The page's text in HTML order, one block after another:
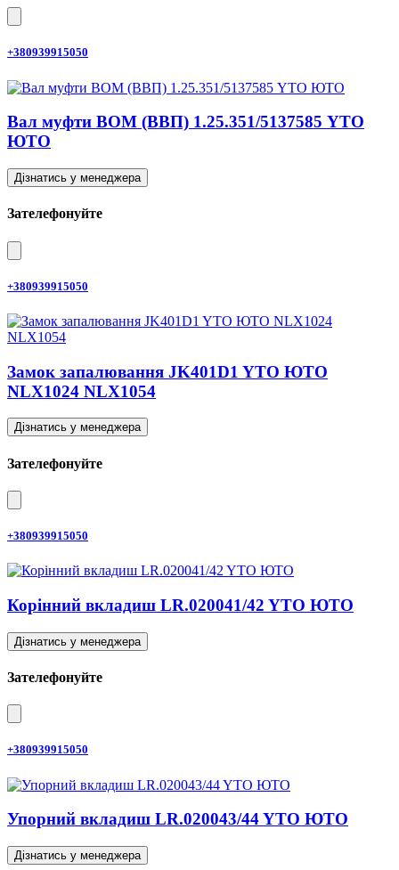
+380939915050
Вал муфти ВОМ (ВВП) 1.25.351/5137585 YTO
ЮТО
Дізнатись у менеджера
Зателефонуйте
+380939915050
Замок запалювання JK401D1 YTO ЮТО
NLX1024 NLX1054
Дізнатись у менеджера
Зателефонуйте
+380939915050
Корінний вкладиш LR.020041/42 YTO ЮТО
Дізнатись у менеджера
Зателефонуйте
+380939915050
Упорний вкладиш LR.020043/44 YTO ЮТО
Дізнатись у менеджера